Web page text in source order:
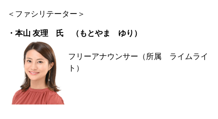
＜ファシリテーター＞
・本山 友理 氏 （もとやま ゆり）
フリーアナウンサー（所属 ライムライ
ト）